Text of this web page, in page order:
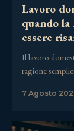
Lavoro
quando
essere
Il lavoro
ragione
7 Agosto